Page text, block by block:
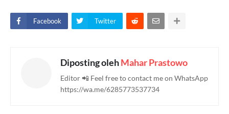
Facebook Twitter
Diposting olehMahar Prastowo
Editor 📲 Feel free to contact me on WhatsApp
https://wa.me/6285773537734